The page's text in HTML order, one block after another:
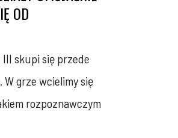
OD
skupi się przede
grze wcielimy się
rozpoznawczym